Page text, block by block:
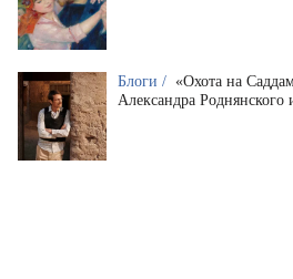
Блоги / «Охота на
Александра Роднянского